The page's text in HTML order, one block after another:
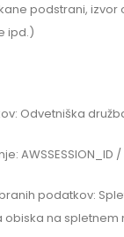
podstrani, izvor
ipd.)
Odvetniška
AWSSESSION_ID
podatkov:
obiska na spletnem